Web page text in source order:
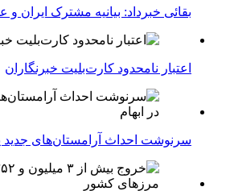
بقائی خبرداد: بیانیه مشترک ایران
اعتبار نامحدود کارت‌بلیت خبرنگاران
سرنوشت احداث آرامستان‌های جدید